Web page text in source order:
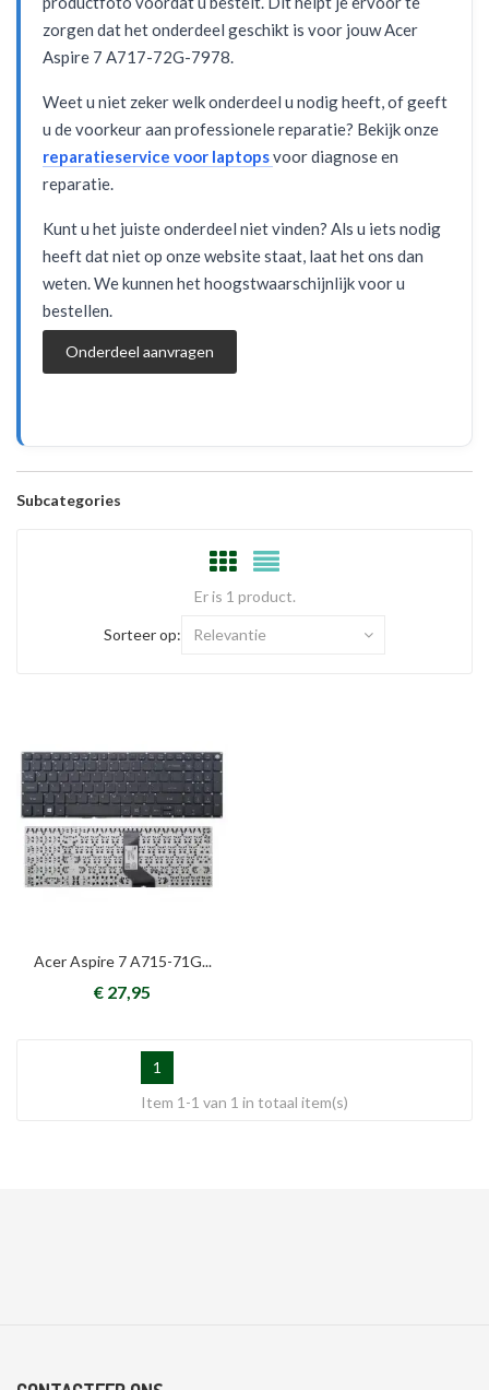
zorgen dat het onderdeel geschikt is voor jouw Acer
Aspire 7 A717-72G-7978.
Weet u niet zeker welk onderdeel u nodig heeft, of geeft
u de voorkeur aan professionele reparatie? Bekijk onze
reparatieservice voor laptopsvoor diagnose en
reparatie.
Kunt u het juiste onderdeel niet vinden? Als u iets nodig
heeft dat niet op onze website staat, laat het ons dan
weten. We kunnen het hoogstwaarschijnlijk voor u
bestellen.
Onderdeel aanvragen
Subcategories
Er is 1 product.
Sorteer op: Relevantie
Acer Aspire 7 A715-71G...
€ 27,95
1
Item 1-1 van 1 in totaal item(s)